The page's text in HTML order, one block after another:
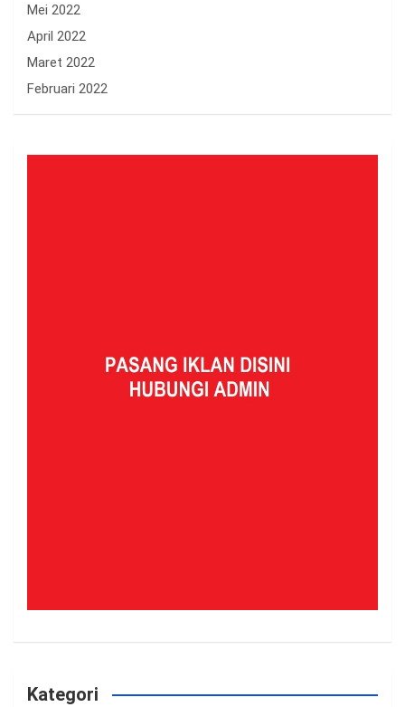
Mei 2022
April 2022
Maret 2022
Februari 2022
Kategori